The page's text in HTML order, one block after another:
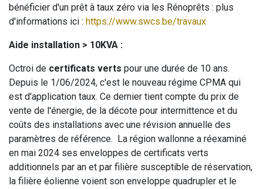
bénéficier d'un prêt à taux zéro via les Rénoprêts : plus
d'informations ici : https://www.swcs.be/travaux
Aide installation > 10KVA :
Octroi de certificats verts pour une durée de 10 ans.
Depuis le 1/06/2024, c'est le nouveau régime CPMA qui
est d'application taux. Ce dernier tient compte du prix de
vente de l'énergie, de la décote pour intermittence et du
coûts des installations avec une révision annuelle des
paramètres de référence. La région wallonne a réexaminé
en mai 2024 ses enveloppes de certificats verts
additionnels par an et par filière susceptible de réservation,
la filière éolienne voient son enveloppe quadrupler et le